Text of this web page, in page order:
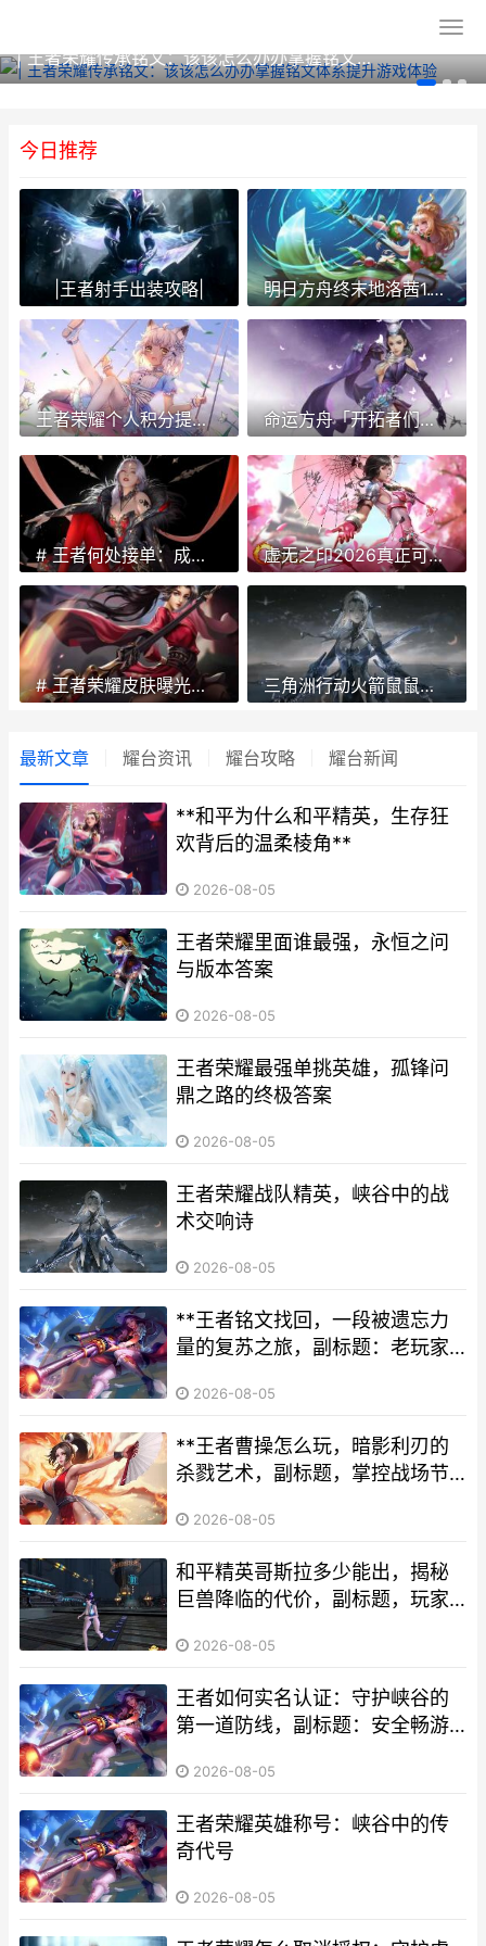
| 王者荣耀传承铭文：该该怎么办办掌握铭文体系提升游戏体验
今日推荐
|王者射手出装攻略| 明日方舟终末地洛茜1.1版本配队主推方法 明日方舟终末地wiki
王者荣耀个人积分提升攻略全解析 命运方舟「开拓者们」任务如何做 命运开拓者
# 王者何处接单：成为高手的关键途径 虚无之印2026真正可用礼包兑换码集合 虚无之印测试版
# 王者荣耀皮肤曝光：新款皮肤大揭秘 三角洲行动火箭鼠鼠刷新位置点位同享 三角洲行动火箭鼠鼠刷新点位
最新文章 耀台资讯 耀台攻略 耀台新闻
**和平为什么和平精英，生存狂
欢背后的温柔棱角**
2026-08-05
王者荣耀里面谁最强，永恒之问
与版本答案
2026-08-05
王者荣耀最强单挑英雄，孤锋问
鼎之路的终极答案
2026-08-05
王者荣耀战队精英，峡谷中的战
术交响诗
2026-08-05
**王者铭文找回，一段被遗忘力
量的复苏之旅，副标题：老玩家
**2026-08-05
**王者曹操怎么玩，暗影利刃的
杀戮艺术，副标题，掌控战场节
2026-08-05
和平精英哥斯拉多少能出，揭秘
巨兽降临的代价，副标题，玩家
2026-08-05
王者如何实名认证：守护峡谷的
第一道防线，副标题：安全畅游
2026-08-05
王者荣耀英雄称号：峡谷中的传
奇代号
2026-08-05